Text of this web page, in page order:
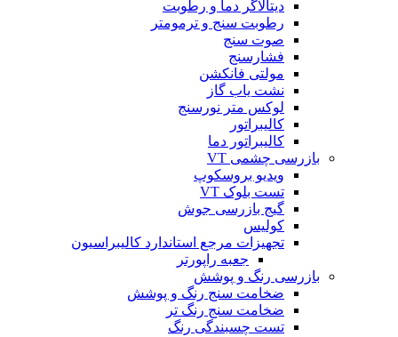
دیتالاگر دما و رطوبت
رطوبت سنج و ترمومتر
صوت سنج
فشارسنج
مولتی فانکشن
نشت یاب گاز
لوکس متر نورسنج
کالیبراتور
کالیبراتور دما
بازرسی چشمی VT
ویدیو بروسکوپ
تست بلوک VT
گیج بازرسی جوش
کولیس
تجهیزات مرجع استاندارد کالیبراسیون
جعبه راپورتر
بازرسی رنگ و پوشش
ضخامت سنج رنگ و پوشش
ضخامت سنج رنگ تر
تست چسبندگی رنگ